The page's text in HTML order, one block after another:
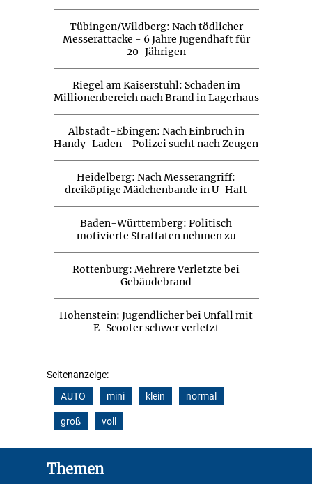
Tübingen/Wildberg: Nach tödlicher
Messerattacke - 6 Jahre Jugendhaft für
20-Jährigen
Riegel am Kaiserstuhl: Schaden im
Millionenbereich nach Brand in Lagerhaus
Albstadt-Ebingen: Nach Einbruch in
Handy-Laden - Polizei sucht nach Zeugen
Heidelberg: Nach Messerangriff:
dreiköpfige Mädchenbande in U-Haft
Baden-Württemberg: Politisch
motivierte Straftaten nehmen zu
Rottenburg: Mehrere Verletzte bei
Gebäudebrand
Hohenstein: Jugendlicher bei Unfall mit
E-Scooter schwer verletzt
Seitenanzeige:
AUTO
mini klein normal
groß voll
Themen